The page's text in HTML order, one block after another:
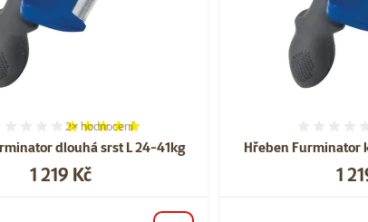
dlouhá srst L 24-41kg
Hodnocení 100%, počet hodnocení: 2
2× hodnocení
Cena
1 219 Kč
Hřeben Furminator
1